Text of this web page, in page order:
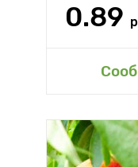
0.89